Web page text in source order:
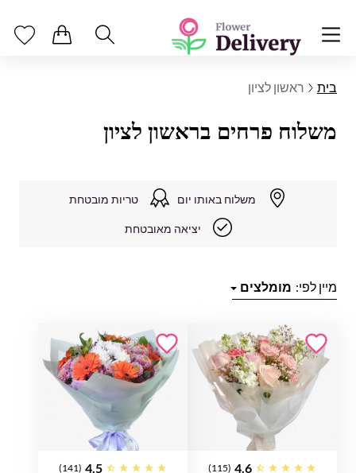
בית ראשון לציון
משלוח פרחים בראשון לציון
משלוח באותו יום טריות מובטחת
יציאה מאובטחת
מיין לפי: מומלצים
4.6
(115)
4.5
(141)